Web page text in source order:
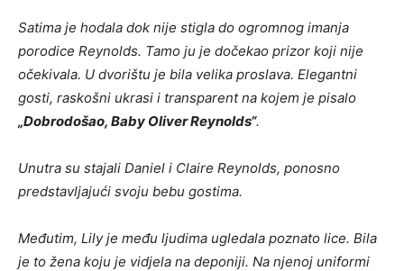
Satima je hodala dok nije stigla do ogromnog imanja
porodice Reynolds. Tamo ju je dočekao prizor koji nije
očekivala. U dvorištu je bila velika proslava. Elegantni
gosti, raskošni ukrasi i transparent na kojem je pisalo
„Dobrodošao, Baby Oliver Reynolds“.
Unutra su stajali Daniel i Claire Reynolds, ponosno
predstavljajući svoju bebu gostima.
Međutim, Lily je među ljudima ugledala poznato lice. Bila
je to žena koju je vidjela na deponiji. Na njenoj uniformi